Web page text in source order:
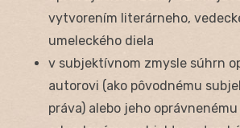
vytvorením literárneho,
umeleckého diela
v subjektívnom zmysle súhrn
autorovi (ako pôvodnému
práva) alebo jeho